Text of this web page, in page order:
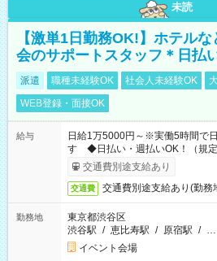
未読
【激単1日勤務OK!】ホテル
会のサポートスタッフ＊日払
派遣 職種未経験OK 社会人未経験OK
WEB登録・面接OK
給与
日給1万5000円～※実働5時間で
す ◆日払い・週払いOK！（規
も異なります
交通費別途支給あり
交通費 交通費別途支給あり(勤務
勤務地
東京都渋谷区
渋谷駅 / 恵比寿駅 / 原宿駅 / …
イベント会場